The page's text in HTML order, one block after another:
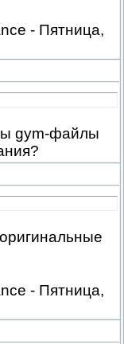
- Пятница,
gym-файлы
- Пятница,